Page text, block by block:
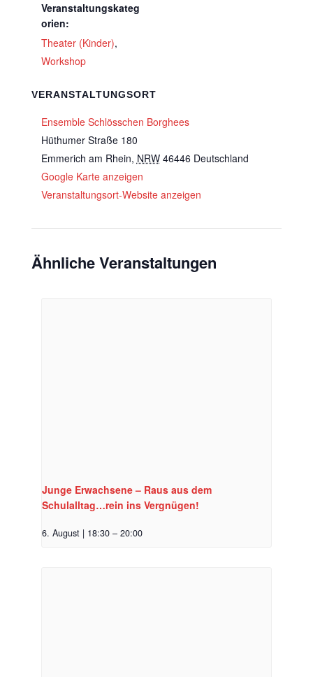
Veranstaltungskateg
orien:
Theater (Kinder),
Workshop
VERANSTALTUNGSORT
Ensemble Schlösschen Borghees
Hüthumer Straße 180
Emmerich am Rhein, NRW 46446 Deutschland
Google Karte anzeigen
Veranstaltungsort-Website anzeigen
Ähnliche Veranstaltungen
Junge Erwachsene – Raus aus dem
Schulalltag…rein ins Vergnügen!
6. August | 18:30 – 20:00